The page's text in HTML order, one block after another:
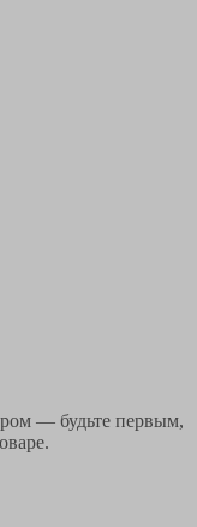
— будьте первым,